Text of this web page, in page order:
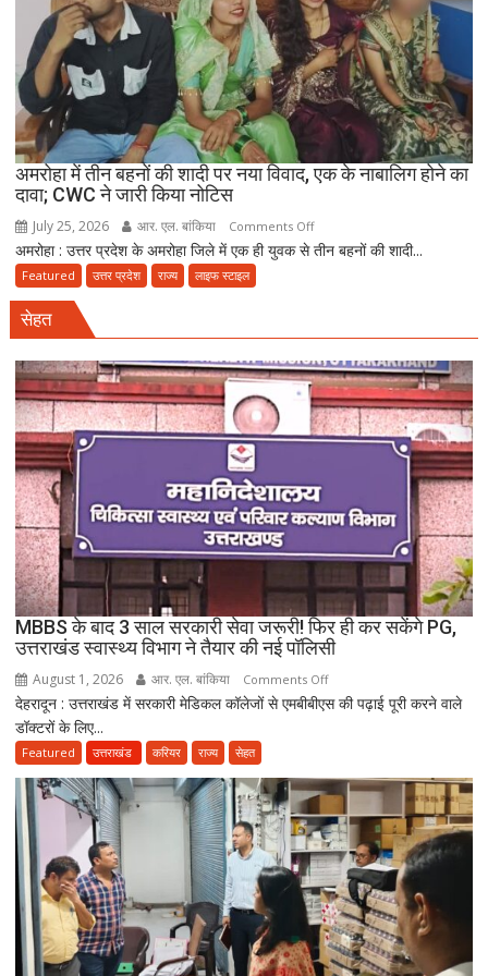
लाख
रंगदारी
गैंग
गिरफ्तार
अमरोहा में तीन बहनों की शादी पर नया विवाद, एक के नाबालिग होने का
दावा; CWC ने जारी किया नोटिस
July 25, 2026 आर. एल. बांकिया Comments Offon
अमरोहा
शादी
पर
नया
विवाद,
के
नाबालिग
का
दावा;
CWC
ने
जारी
किया
नोटिस
अमरोहा : उत्तर प्रदेश के अमरोहा जिले में एक ही युवक से तीन बहनों की शादी...
Featured उत्तर प्रदेश राज्य लाइफ स्टाइल
सेहत
MBBS के बाद 3 साल सरकारी सेवा जरूरी! फिर ही कर सकेंगे PG,
उत्तराखंड स्वास्थ्य विभाग ने तैयार की नई पॉलिसी
August 1, 2026 आर. एल. बांकिया Comments Offon
MBBS
साल
सरकारी
सेवा
जरूरी!
फिर
ही
कर
सकेंगे
देहरादून : उत्तराखंड में सरकारी मेडिकल कॉलेजों से एमबीबीएस की पढ़ाई पूरी करने वाले
डॉक्टरों के लिए...
Featured उत्तराखंड करियर राज्य सेहत